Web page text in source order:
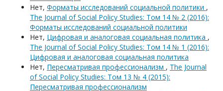
Нет, Форматы исследований социальной политики ,
The Journal of Social Policy Studies: Том 14 № 2 (2016):
Форматы исследований социальной политики
Нет, Цифровая и аналоговая социальная политика ,
The Journal of Social Policy Studies: Том 14 № 1 (2016):
Цифровая и аналоговая социальная политика
Нет, Пересматривая профессионализм , The Journal
of Social Policy Studies: Том 13 № 4 (2015):
Пересматривая профессионализм